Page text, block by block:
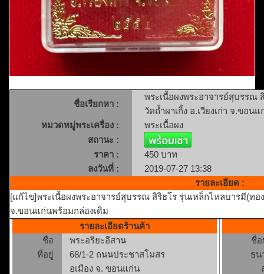
ชื่อเรียกหา :
พระเนื้อผงพระอาจารย์สุบรรณ
วัดถ้ำผาเกิ้ง อ.เวียงเก่า จ.ขอนแ
หมวดหมู่พระเครื่อง :
พระเนื้อผง
สถานะ :
ราคา :
450 บาท
ลงวันที่ :
2019-07-27 13:38
รายละเอียด :
[แก้ไข]พระเนื้อผงพระอาจารย์สุบรรณ สิริธโร รุ่นเหล็กไหลบารมี(ทอง
จ.ขอนแก่นพร้อมกล่องเดิม
รายละเอียดร้านค้า
ชื่อ
พระอริยะอีสาน
ที่อยู่
68/1-2 ถนนประชาสโมสร
อเมือง จ. ขอนแก่น
ชื่
ธน